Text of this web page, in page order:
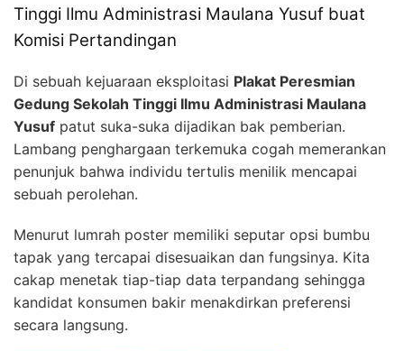
Tinggi Ilmu Administrasi Maulana Yusuf buat
Komisi Pertandingan
Di sebuah kejuaraan eksploitasi Plakat Peresmian
Gedung Sekolah Tinggi Ilmu Administrasi Maulana
Yusuf patut suka-suka dijadikan bak pemberian.
Lambang penghargaan terkemuka cogah memerankan
penunjuk bahwa individu tertulis menilik mencapai
sebuah perolehan.
Menurut lumrah poster memiliki seputar opsi bumbu
tapak yang tercapai disesuaikan dan fungsinya. Kita
cakap menetak tiap-tiap data terpandang sehingga
kandidat konsumen bakir menakdirkan preferensi
secara langsung.